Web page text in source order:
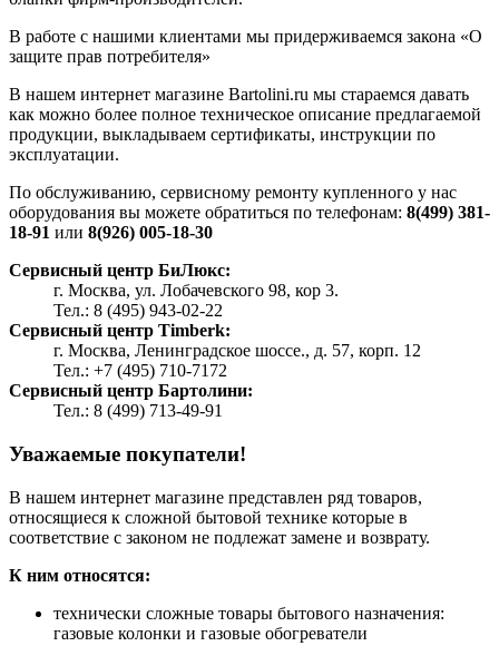
В работе с нашими клиентами мы придерживаемся закона «О
защите прав потребителя»
В нашем интернет магазине Bartolini.ru мы стараемся давать
как можно более полное техническое описание предлагаемой
продукции, выкладываем сертификаты, инструкции по
эксплуатации.
По обслуживанию, сервисному ремонту купленного у нас
оборудования вы можете обратиться по телефонам: 8(499) 381-
18-91 или 8(926) 005-18-30
Сервисный центр БиЛюкс:
г. Москва, ул. Лобачевского 98, кор 3.
Тел.: 8 (495) 943-02-22
Сервисный центр Timberk:
г. Москва, Ленинградское шоссе., д. 57, корп. 12
Тел.: +7 (495) 710-7172
Сервисный центр Бартолини:
Тел.: 8 (499) 713-49-91
Уважаемые покупатели!
В нашем интернет магазине представлен ряд товаров,
относящиеся к сложной бытовой технике которые в
соответствие с законом не подлежат замене и возврату.
К ним относятся:
технически сложные товары бытового назначения:
газовые колонки и газовые обогреватели